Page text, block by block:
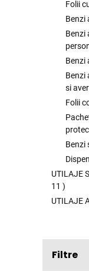
Folii
Benzi
Benzi
Benzi
Benzi
si
Folii
Benzi
UTILAJE
11 )
UTILAJE
Filtre